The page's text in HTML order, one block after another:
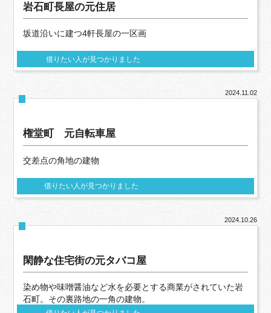
岩石町長屋の元住居
坂道沿いに建つ4軒長屋の一区画
借りたい人が見つかりました
2024.11.02
権堂町 元自転車屋
交差点の角地の建物
借りたい人が見つかりました
2024.10.26
閑静な住宅街の元タバコ屋
染め物や味噌醤油など水を必要とする商業がされていた岩
石町。その裏路地の一角の建物。